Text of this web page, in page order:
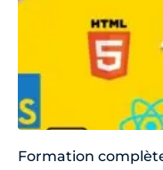
Formation